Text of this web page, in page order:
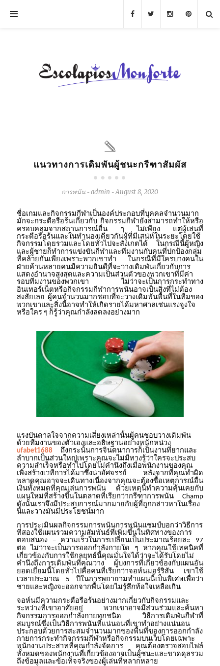
แนวทางการเดิมพันผู้ชนะกรีฑาสัมผัส
การพนัน - admin - August 8, 2020
ชื่อเกมและกิจกรรมกีฬาเป็นองค์ประกอบที่บุคคลจำนวนมาก
มักจะกระตือรือร้นเกี่ยวกับ กิจกรรมกีฬายังสามารถทำให้หรือ
ครอบคลุมจากสถานการณ์อื่น
ๆ ไม่เพียง
แต่ผู้เล่นที่
กระตือรือร้นและในทำนองเดียวกันผู้ที่มีเสน่ห์ในระยะโดยใช้
กิจกรรมโดยรวมและโดยทั่วไปจะสังเกตได้
ในกรณีนี้ผู้หญิง
และผู้ชายก็ทำการแข่งขันกีฬาและทีมงานกับคนที่ปกป้องกลุ่ม
ที่คล้ายกันเพียงเพราะพวกเขาทำ
ในกรณีที่มีใครบางคนใน
ฝ่ายค้านหลายคนมีความยินดีที่จะวางเดิมพันเกี่ยวกับการ
แสดงอำนาจสูงสุดและความเป็นส่วนตัวของพวกเขาที่มีค่า
รอบทีมงานของพวกเขา
ไม่ว่าจะเป็นการกระทำทาง
อินเทอร์เน็ตหรือกิจกรรมกีฬาการพนันอาจเป็นสิ่งที่ไม่ต้อง
สงสัยเลย ผู้คนจำนวนมากชอบที่จะวางเดิมพันพื้นที่ในทีมของ
พวกเขาและสิ่งนี้อาจทำให้เกิดรายได้มหาศาลเช่นแรงจูงใจ
หรือใคร ๆ ก็รู้ว่าคุณกำลังลดลงอย่างมาก
แรงบันดาลใจจากความเสี่ยงเหล่านั้นผู้คนชอบวางเดิมพัน
ด้วยทีมงานของตัวเองและอธิษฐานอย่างหนักหน่วง
ufabet1688
ถึงกระนั้นการจินตนาการก็เป็นงานที่ยากและ
ลำบากเป็นส่วนใหญ่เพราะคุณจะไม่มีทางรู้ว่าใครจะประสบ
ความสำเร็จหรือทำไปโดยไม่คำนึงถึงเมื่อพนักงานของคุณ
เพิ่งสร้างเวทีการได้มาซึ่งน่าอัศจรรย์
หลังจากที่คุณทำผิด
พลาดคุณอาจจะเดินทางเนื่องจากคุณจะต้องซื้อเหตุการณ์อื่น
เงินทั้งหมดที่คุณเล่นการพนัน
ด้วยเหตุนี้ทำความคุ้นเคยกับ
แผนใหม่ที่สร้างขึ้นในตลาดที่เรียกว่ากรีฑาการพนันChamp
ดังนั้นเราจึงมีประสบการณ์มากมายกับผู้ที่ถูกกล่าวหาในเรื่อง
นี้และวางมันมีประโยชน์มาก
การประเมินผลกิจกรรมการพนันการพนันแชมป์บอกว่าวิธีการ
ที่สองใช้แผนรวมความสัมพันธ์ที่เพิ่มขึ้นในทิศทางของการ
ตอบสนอง– ความเร็วในการเปลี่ยนเป็นประมาณร้อยละ 97
ต่อ ไม่ว่าจะเป็นการออกกำลังกายใด ๆ
หากคุณใช้เทคนิคที่
เกี่ยวข้องกับการใช้กลยุทธ์นี้คุณมั่นใจได้ว่าจะได้รับโดยไม่
คำนึงถึงการเดิมพันที่คุณวาง
ผู้บงการที่เกี่ยวข้องกับแผนอัน
ยอดเยี่ยมนี้โดยทั่วไปคือคนที่เรียกว่าจอห์นมอร์ริสัน
เขาใช้
เวลาประมาณ 5ปีในการพยายามทำแผนนี้เป็นพิเศษเพื่อว่า
ชายและหญิงจะออกจากพื้นโดยไม่รู้สึกท้อใจเหลือเกิน
จอห์นมีความกระตือรือร้นอย่างมากเกี่ยวกับกิจกรรมและ
ระหว่างที่เขาอาศัยอยู่
พวกเขาอาจมีส่วนร่วมและค้นหา
กิจกรรมการออกกำลังกายทุกชนิด
วิธีการเดิมพันกีฬาที่
สมบูรณ์ซึ่งเป็นวิธีการพนันที่แน่นอนที่เขาทำอย่างแน่นอน
ประกอบด้วยการสะสมจำนวนมากของพื้นที่ของการออกกำลัง
กายการกระทำกิจกรรมกีฬาหรือกิจกรรมบนเว็บโดยเฉพาะ
พนักงานประสาทที่คุณกำลังจัดการ
คุณต้องตรวจสอบไฟล์
ทั้งหมดของพนักงานที่เกี่ยวข้องอาจเป็นผู้ชนะและขาดดุลรวม
ถึงข้อมูลและข้อเท็จจริงของผู้เล่นที่หลากหลาย